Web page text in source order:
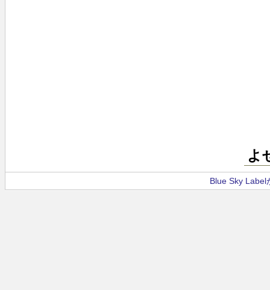
よ
Blue Sky Label